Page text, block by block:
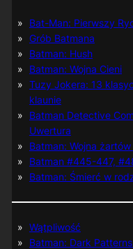
Bat-Man: Pierwszy
Grób Batmana
Batman: Hush
Batman: Wojna Cieni
Tuzy Jokera: 13
klaunie
Batman Detective
Uwertura
Batman: Wojna
Batman #445-447,
Batman: Śmierć w
Wątpliwość
Batman: Dark